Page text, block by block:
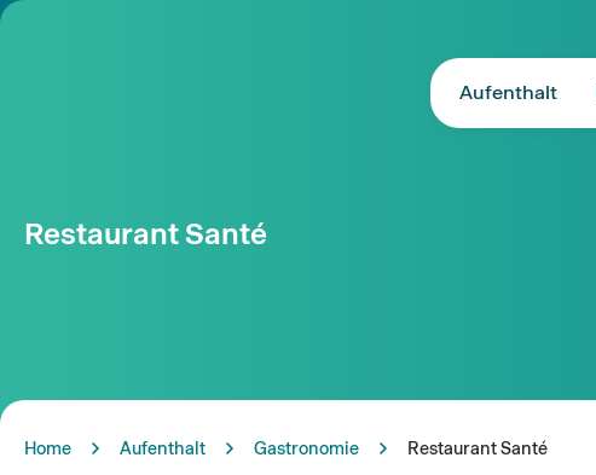
Aufenthalt
Restaurant Santé
Home Aufenthalt Gastronomie Restaurant Santé